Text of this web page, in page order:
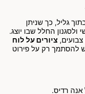
גליל, כך שניתן
החלל שבו יוצג.
ציורים על לוח
להסתמך רק על פירוט
אנה רדיס.